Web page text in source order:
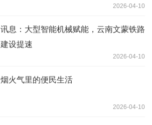
2026-04-10
讯息：大型智能机械赋能，云南文蒙铁路
建设提速
2026-04-10
烟火气里的便民生活
2026-04-10